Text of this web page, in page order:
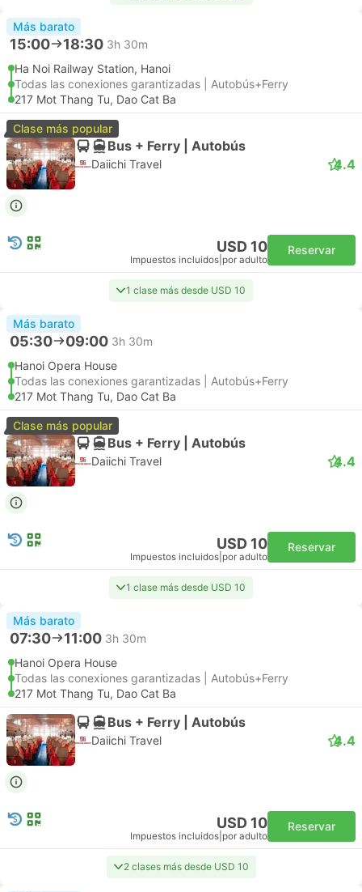
Más barato
15:00 18:30 3h 30m
Ha Noi Railway Station, Hanoi
Todas las conexiones garantizadas | Autobús+Ferry
217 Mot Thang Tu, Dao Cat Ba
Clase más popular
Bus + Ferry | Autobús
Daiichi Travel 4.4
USD 10
Impuestos incluidos por adulto
Reservar
1 clase más desde USD 10
Más barato
05:30 09:00 3h 30m
Hanoi Opera House
Todas las conexiones garantizadas | Autobús+Ferry
217 Mot Thang Tu, Dao Cat Ba
Clase más popular
Bus + Ferry | Autobús
Daiichi Travel 4.4
USD 10
Impuestos incluidos por adulto
Reservar
1 clase más desde USD 10
Más barato
07:30 11:00 3h 30m
Hanoi Opera House
Todas las conexiones garantizadas | Autobús+Ferry
217 Mot Thang Tu, Dao Cat Ba
Bus + Ferry | Autobús
Daiichi Travel 4.4
USD 10
Impuestos incluidos por adulto
Reservar
2 clases más desde USD 10